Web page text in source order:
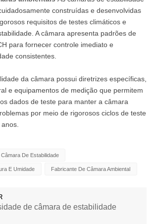
construídas e desenvolvidas
requisitos de testes climáticos e
A câmara apresenta padrões de
para fornecer controle imediato e
consistentes.
da câmara possui diretrizes específicas,
e equipamentos de medição que permitem
dados de teste para manter a câmara
por meio de rigorosos ciclos de teste
Câmara De Estabilidade
E Umidade Fabricante De Câmara Ambiental
de câmara de estabilidade